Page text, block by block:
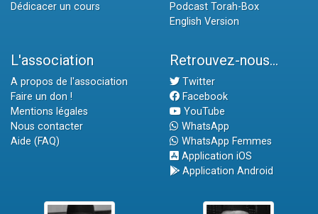
Dédicacer un cours
Podcast Torah-Box
English Version
L'association
A propos de l'association
Faire un don !
Mentions légales
Nous contacter
Aide (FAQ)
Retrouvez-nous...
Twitter
Facebook
YouTube
WhatsApp
WhatsApp Femmes
Application iOS
Application Android